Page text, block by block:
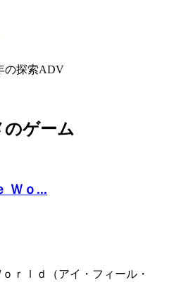
の探索ADV
ゲーム
Ｗｏ...
ｒｌｄ（アイ・フィール・